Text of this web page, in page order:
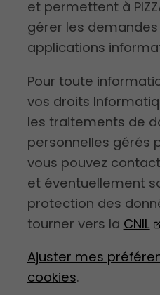
et permettent à
gérer les
applications
Pour toute
vos droits
les traitements de
personnelles gérés
vous pouvez
et éventuellement
protection des
tourner vers la CNIL
Ajuster mes
cookies.